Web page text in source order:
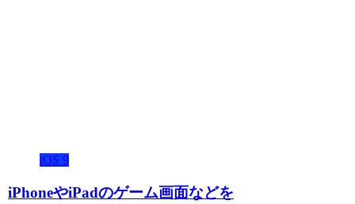
iOS 9
iPhoneやiPadのゲーム画面などを